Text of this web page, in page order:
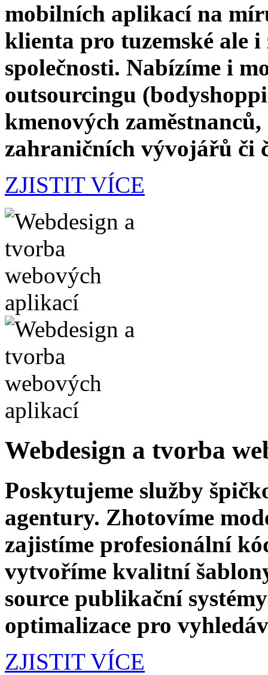
mobilních aplikací na
klienta pro tuzemské ale
společnosti. Nabízíme i
outsourcingu
kmenových
zahraničních vývojářů či
ZJISTIT VÍCE
Webdesign a tvorba
Poskytujeme služby
agentury. Zhotovíme
zajistíme profesionální
vytvoříme kvalitní
source publikační
optimalizace pro
ZJISTIT VÍCE